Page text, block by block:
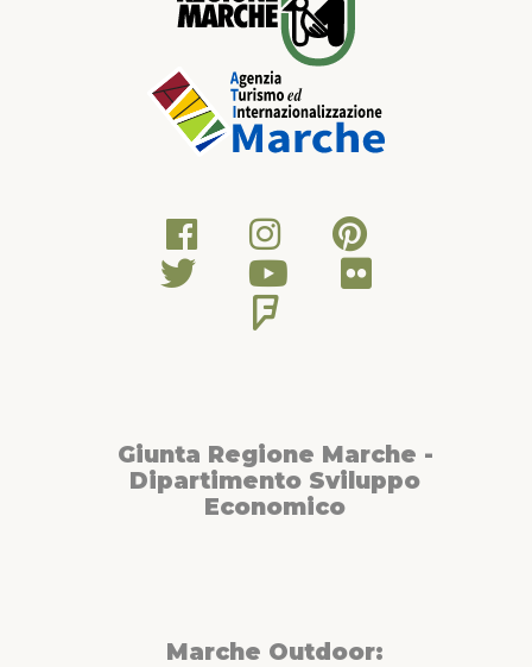
Giunta Regione Marche -
Dipartimento Sviluppo
Economico
Marche Outdoor: